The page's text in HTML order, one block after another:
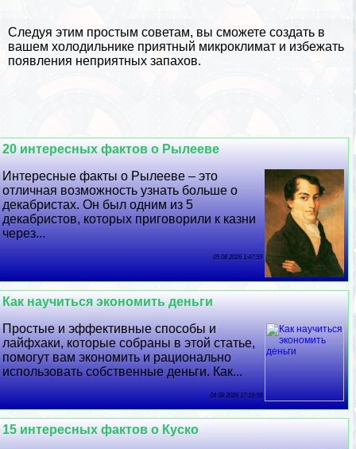
Следуя этим простым советам, вы сможете создать в
вашем холодильнике приятный микроклимат и избежать
появления неприятных запахов.
20 интересных фактов о Рылееве
Интересные факты о Рылееве – это
отличная возможность узнать больше о
декабристах. Он был одним из 5
декабристов, которых приговорили к казни
через...
05 08 2026 1:47:59
Как научиться экономить деньги
Простые и эффективные способы и
лайфхаки, которые собраны в этой статье,
помогут вам экономить и рационально
использовать собственные деньги. Как...
04 08 2026 17:19:59
15 интересных фактов о Куско